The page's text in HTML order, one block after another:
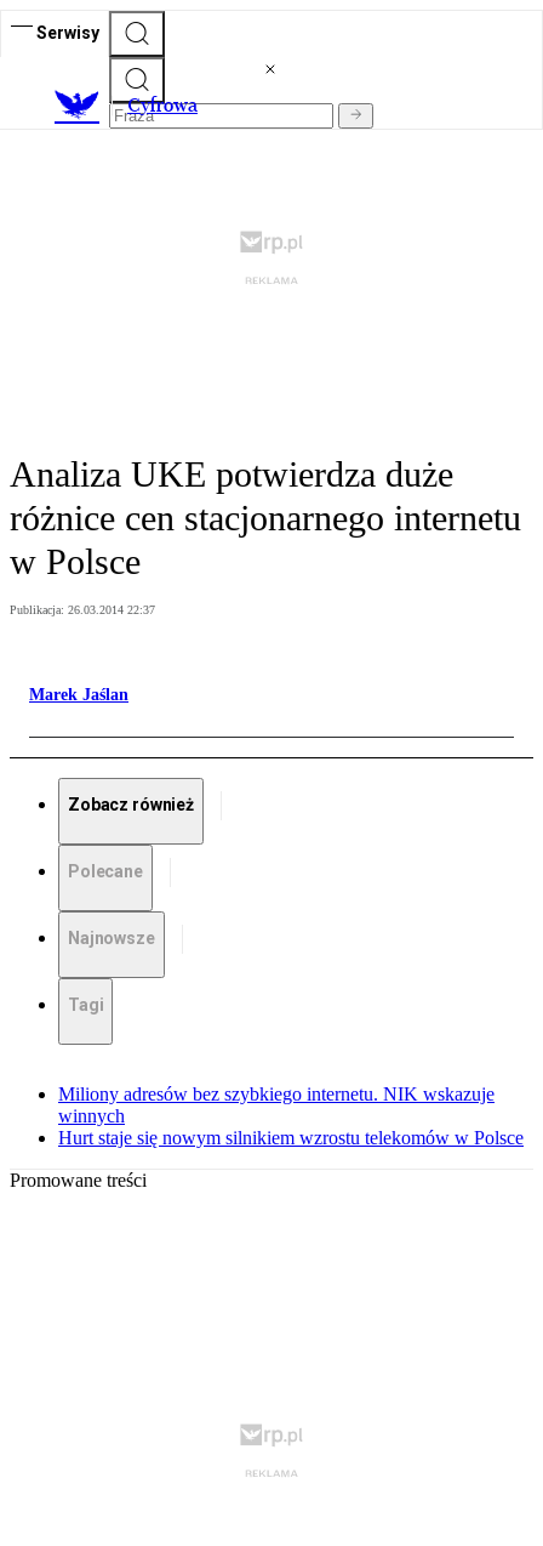
Serwisy
Cyfrowa
Analiza UKE potwierdza duże
różnice cen stacjonarnego internetu
w Polsce
Publikacja: 26.03.2014 22:37
Marek Jaślan
Zobacz również
Polecane
Najnowsze
Tagi
Miliony adresów bez szybkiego internetu. NIK wskazuje
winnych
Hurt staje się nowym silnikiem wzrostu telekomów w Polsce
Promowane treści